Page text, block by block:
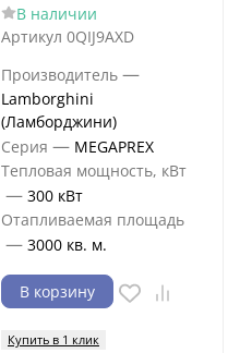
В наличии
Артикул 0QIJ9AXD
Производитель —
Lamborghini
(Ламборджини)
Серия — MEGAPREX
Тепловая мощность, кВт
— 300 кВт
Отапливаемая площадь
— 3000 кв. м.
В корзину
Купить в 1 клик